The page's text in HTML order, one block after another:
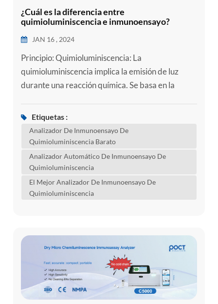
¿Cuál es la diferencia entre
quimioluminiscencia e inmunoensayo?
JAN 16 , 2024
Principio: Quimioluminiscencia: La
quimioluminiscencia implica la emisión de luz
durante una reacción química. Se basa en la
agente oxidante para producir luz.
Inmunoensayo: El inmunoensayo se basa en la
interacción específica entre antígenos y
anticuerpos. Utiliza la especificidad de antígenos
y anticuerpos para detectar y cuantificar
sustancias d...
Etiquetas :
Analizador De Inmunoensayo De
Quimioluminiscencia Barato
Analizador Automático De Inmunoensayo De
Quimioluminiscencia
El Mejor Analizador De Inmunoensayo De
Quimioluminiscencia